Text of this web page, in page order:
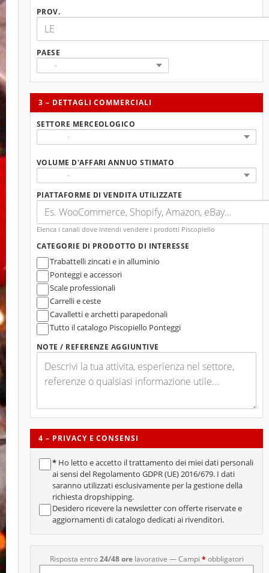
PROV.
PAESE
3 – DETTAGLI COMMERCIALI
SETTORE MERCEOLOGICO
VOLUME D'AFFARI ANNUO STIMATO
PIATTAFORME DI VENDITA UTILIZZATE
Elenca i canali dove intendi vendere i prodotti Piscopiello
CATEGORIE DI PRODOTTO DI INTERESSE
Trabattelli zincati e in alluminio
Ponteggi e accessori
Scale professionali
Carrelli e ceste
Cavalletti e archetti parapedonali
Tutto il catalogo Piscopiello Ponteggi
NOTE / REFERENZE AGGIUNTIVE
4 – PRIVACY E CONSENSI
* Ho letto e accetto il trattamento dei miei dati personali
ai sensi del Regolamento GDPR (UE) 2016/679. I dati
saranno utilizzati esclusivamente per la gestione della
richiesta dropshipping.
Desidero ricevere la newsletter con offerte riservate e
aggiornamenti di catalogo dedicati ai rivenditori.
Risposta entro24/48 orelavorative — Campi * obbligatori